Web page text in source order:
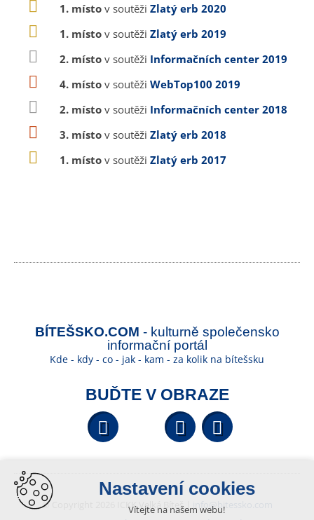
1. místo v soutěži Zlatý erb 2020
1. místo v soutěži Zlatý erb 2019
2. místo v soutěži Informačních center 2019
4. místo v soutěži WebTop100 2019
2. místo v soutěži Informačních center 2018
3. místo v soutěži Zlatý erb 2018
1. místo v soutěži Zlatý erb 2017
BÍTEŠSKO.COM - kulturně společensko
informační portál
Kde - kdy - co - jak - kam - za kolik na bítešsku
BUĎTE V OBRAZE
Facebook YouTube
© Copyright 2026 ICKK Velká Bíteš |
info@bitessko.com
Nastavení cookies
Vítejte na našem webu!